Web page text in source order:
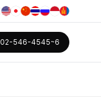
02-546-4545~6